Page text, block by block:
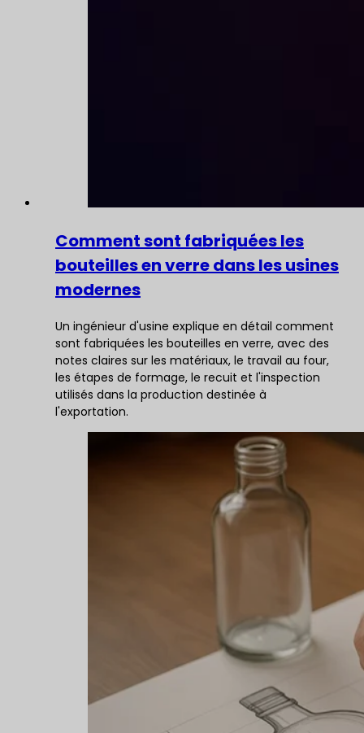
Comment sont fabriquées les
bouteilles en verre dans les usines
modernes
Un ingénieur d'usine explique en détail comment
sont fabriquées les bouteilles en verre, avec des
notes claires sur les matériaux, le travail au four,
les étapes de formage, le recuit et l'inspection
utilisés dans la production destinée à
l'exportation.